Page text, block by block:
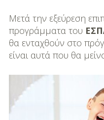
Παιδικό Δωμάτιο
Deco
DIY
Διατροφή-Συνταγές
Μετά την εξεύρεση
προγράμματα του
θα ενταχθούν στο
είναι αυτά που θα